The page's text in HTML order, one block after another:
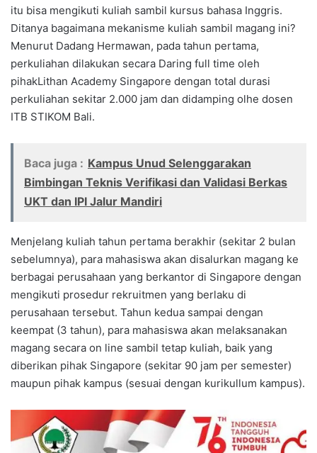
itu bisa mengikuti kuliah sambil kursus bahasa Inggris.
Ditanya bagaimana mekanisme kuliah sambil magang ini?
Menurut Dadang Hermawan, pada tahun pertama,
perkuliahan dilakukan secara Daring full time oleh
pihakLithan Academy Singapore dengan total durasi
perkuliahan sekitar 2.000 jam dan didamping olhe dosen
ITB STIKOM Bali.
Baca juga : Kampus Unud Selenggarakan
Bimbingan Teknis Verifikasi dan Validasi Berkas
UKT dan IPI Jalur Mandiri
Menjelang kuliah tahun pertama berakhir (sekitar 2 bulan
sebelumnya), para mahasiswa akan disalurkan magang ke
berbagai perusahaan yang berkantor di Singapore dengan
mengikuti prosedur rekruitmen yang berlaku di
perusahaan tersebut. Tahun kedua sampai dengan
keempat (3 tahun), para mahasiswa akan melaksanakan
magang secara on line sambil tetap kuliah, baik yang
diberikan pihak Singapore (sekitar 90 jam per semester)
maupun pihak kampus (sesuai dengan kurikullum kampus).